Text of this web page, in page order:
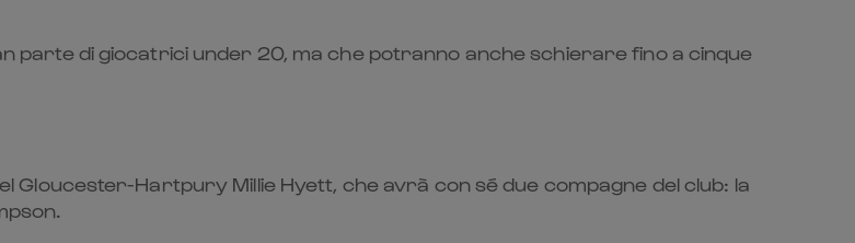
parte di giocatrici under 20, ma che potranno anche schierare fino a cinque
Hartpury Millie Hyett, che avrà con sé due compagne del club: la